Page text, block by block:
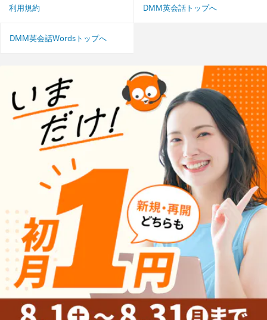
利用規約 DMM英会話トップへ
DMM英会話Wordsトップへ